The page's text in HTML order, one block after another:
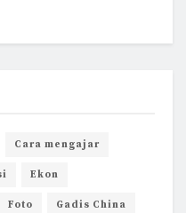
Cara mengajar
Ekon
Foto Gadis China